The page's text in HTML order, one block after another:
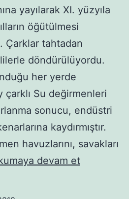
yayılarak XI. yüzyıla
öğütülmesi
Çarklar tahtadan
döndürülüyordu.
her yerde
çarklı Su değirmenleri
sonucu, endüstri
kaydırmıştır.
havuzlarını, savakları
devam etManzara